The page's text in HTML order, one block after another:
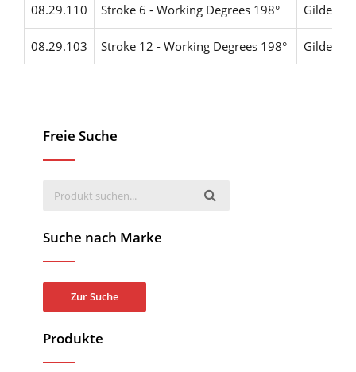
08.29.110 Stroke 6 - Working Degrees 198°
08.29.103 Stroke 12 - Working Degrees 198°
Freie Suche
Suche nach Marke
Zur Suche
Produkte